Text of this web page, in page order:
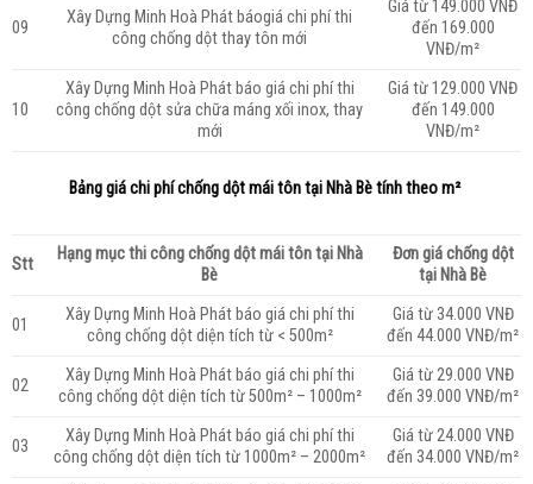
09
Xây Dựng Minh Hoà Phát báogiá chi phí thi
công chống dột thay tôn mới
Giá từ 149.000 VNĐ
đến 169.000
VNĐ/m²
10
Xây Dựng Minh Hoà Phátbáo giá chi phí thi
công chống dột sửa chữa máng xối inox, thay
mới
Giá từ 129.000 VNĐ
đến 149.000
VNĐ/m²
Bảng giá chi phí chống dột mái tôn tại Nhà Bè tính theo m²
Stt
Hạng mục thi công chống dột mái tôn tại Nhà
Bè
Đơn giá chống dột
tại Nhà Bè
01
Xây Dựng Minh Hoà Phátbáo giá chi phí thi
công chống dột diện tích từ < 500m²
Giá từ 34.000 VNĐ
đến 44.000 VNĐ/m²
02
Xây Dựng Minh Hoà Phátbáo giá chi phí thi
công chống dột diện tích từ 500m² – 1000m²
Giá từ 29.000 VNĐ
đến 39.000 VNĐ/m²
03
Xây Dựng Minh Hoà Phátbáo giá chi phí thi
công chống dột diện tích từ 1000m² – 2000m²
Giá từ 24.000 VNĐ
đến 34.000 VNĐ/m²